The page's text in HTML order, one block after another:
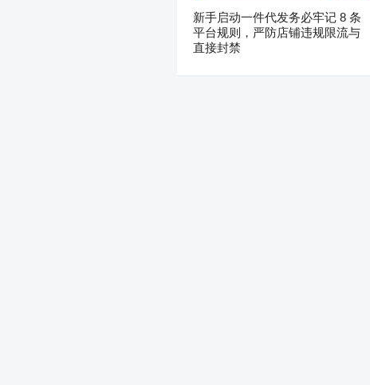
新手启动一件代发务必牢记 8 条
平台规则，严防店铺违规限流与
直接封禁